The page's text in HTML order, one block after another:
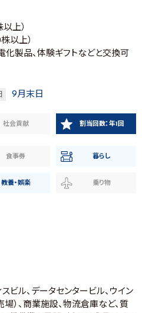
上）
以上）
化製品、体験ギフトなどと交換可
9月末日
社会貢献 割当回数：年1回
食事券 暮らし
教養・娯楽 乗り物
ビル、データセンタービル、ウイン
）、商業施設、物流倉庫など、質